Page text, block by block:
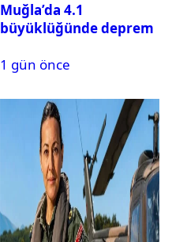
Muğla’da 4.1
büyüklüğünde deprem
1 gün önce